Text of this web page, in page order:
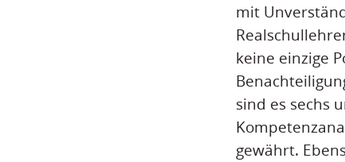
mit
keine einzige
sind es sechs
gewährt.